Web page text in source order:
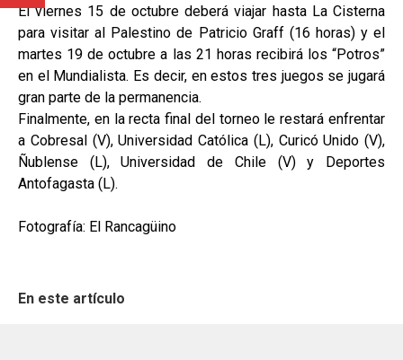
El viernes 15 de octubre deberá viajar hasta La Cisterna
para visitar al Palestino de Patricio Graff (16 horas) y el
martes 19 de octubre a las 21 horas recibirá los “Potros”
en el Mundialista. Es decir, en estos tres juegos se jugará
gran parte de la permanencia.
Finalmente, en la recta final del torneo le restará enfrentar
a Cobresal (V), Universidad Católica (L), Curicó Unido (V),
Ñublense (L), Universidad de Chile (V) y Deportes
Antofagasta (L).
Fotografía: El Rancagüino
En este artículo